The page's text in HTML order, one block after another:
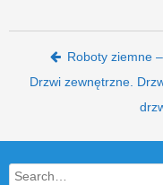
PostRoboty ziemne
Drzwi zewnętrzne.
Search